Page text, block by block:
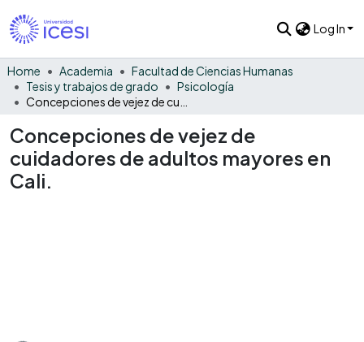
Log In
Home Academia
Facultad de Ciencias Humanas
Tesis y trabajos de grado
Psicología
Concepciones de vejez de
cuidadores de adultos mayores en
Cali.